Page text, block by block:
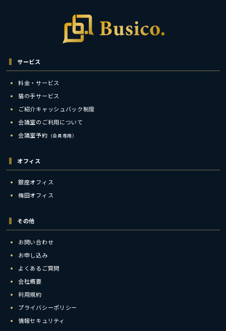
サービス
料金・サービス
猫の手サービス
ご紹介キャッシュバック制度
会議室のご利用について
会議室予約 （会員専用）
オフィス
銀座オフィス
梅田オフィス
その他
お問い合わせ
お申し込み
よくあるご質問
会社概要
利用規約
プライバシーポリシー
情報セキュリティ